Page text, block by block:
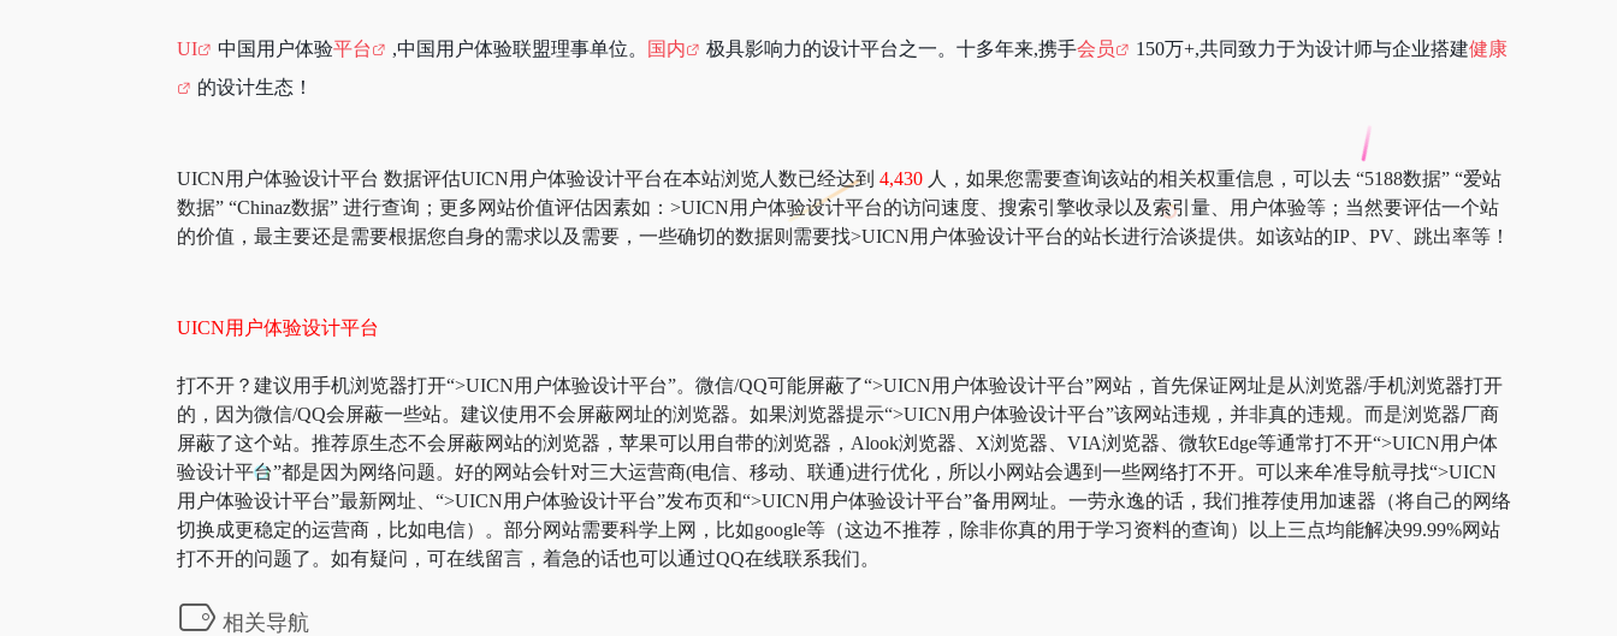
UI 中国用户体验平台 ,中国用户体验联盟理事单位。 国内 极具影响力的设计平台之一。十多年来,携手会员 150万+,共同致力于为设计师与企业搭建健康
的设计生态！
UICN用户体验设计平台 数据评估UICN用户体验设计平台在本站浏览人数已经达到 4,430 人，如果您需要查询该站的相关权重信息，可以去 “5188数据” “爱站
数据” “Chinaz数据” 进行查询；更多网站价值评估因素如：>UICN用户体验设计平台的访问速度、搜索引擎收录以及索引量、用户体验等；当然要评估一个站
的价值，最主要还是需要根据您自身的需求以及需要，一些确切的数据则需要找>UICN用户体验设计平台的站长进行洽谈提供。如该站的IP、PV、跳出率等！
UICN用户体验设计平台
打不开？建议用手机浏览器打开“>UICN用户体验设计平台”。微信/QQ可能屏蔽了“>UICN用户体验设计平台”网站，首先保证网址是从浏览器/手机浏览器打开
的，因为微信/QQ会屏蔽一些站。建议使用不会屏蔽网址的浏览器。如果浏览器提示“>UICN用户体验设计平台”该网站违规，并非真的违规。而是浏览器厂商
屏蔽了这个站。推荐原生态不会屏蔽网站的浏览器，苹果可以用自带的浏览器，Alook浏览器、X浏览器、VIA浏览器、微软Edge等通常打不开“>UICN用户体
验设计平台”都是因为网络问题。好的网站会针对三大运营商(电信、移动、联通)进行优化，所以小网站会遇到一些网络打不开。可以来牟准导航寻找“>UICN
用户体验设计平台”最新网址、“>UICN用户体验设计平台”发布页和“>UICN用户体验设计平台”备用网址。一劳永逸的话，我们推荐使用加速器（将自己的网络
切换成更稳定的运营商，比如电信）。部分网站需要科学上网，比如google等（这边不推荐，除非你真的用于学习资料的查询）以上三点均能解决99.99%网站
打不开的问题了。如有疑问，可在线留言，着急的话也可以通过QQ在线联系我们。
相关导航